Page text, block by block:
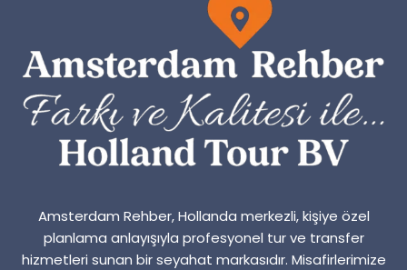
Amsterdam Rehber, Hollanda merkezli, kişiye özel
planlama anlayışıyla profesyonel tur ve transfer
hizmetleri sunan bir seyahat markasıdır. Misafirlerimize